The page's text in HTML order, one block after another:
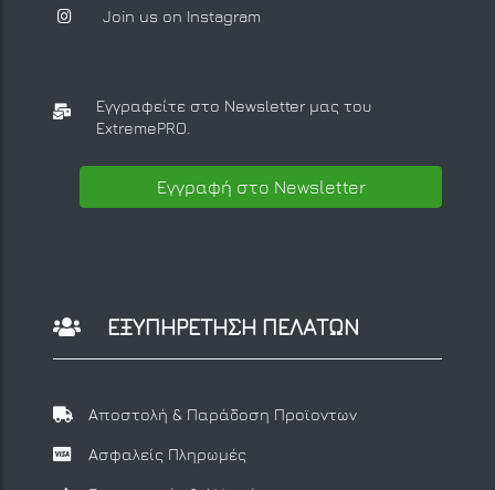
Join us on Instagram
Εγγραφείτε στο Newsletter μας του
ExtremePRO.
Εγγραφή στο Newsletter
ΕΞΥΠΗΡΕΤΗΣΗ ΠΕΛΑΤΩΝ
Αποστολή & Παράδοση Προϊοντων
Ασφαλείς Πληρωμές